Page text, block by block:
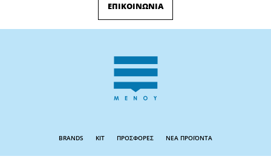
ΕΠΙΚΟΙΝΩΝΙΑ
Menu
BRANDS KIT ΠΡΟΣΦΟΡΕΣ ΝΕΑ ΠΡΟΪΟΝΤΑ